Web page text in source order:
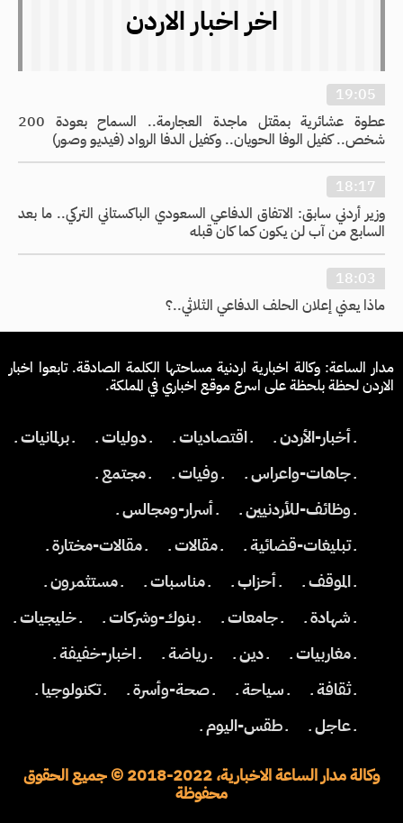
اخر اخبار الاردن
19:05
عطوة عشائرية بمقتل ماجدة العجارمة.. السماح بعودة 200
شخص.. كفيل الوفا الحويان.. وكفيل الدفا الرواد (فيديو وصور)
18:17
وزير أردني سابق: الاتفاق الدفاعي السعودي الباكستاني التركي.. ما بعد
السابع من آب لن يكون كما كان قبله
18:03
ماذا يعني إعلان الحلف الدفاعي الثلاثي..؟
مدار الساعة: وكالة اخبارية اردنية مساحتها الكلمة الصادقة. تابعوا اخبار
الاردن لحظة بلحظة على اسرع موقع اخباري في المملكة.
ـ أخبار-الأردن ـ ـ اقتصاديات ـ ـ دوليات ـ
ـ برلمانيات ـ
ـ جاهات-واعراس ـ
ـ وفيات ـ
ـ مجتمع ـ
ـ وظائف-للأردنيين ـ
ـ أسرار-ومجالس ـ
ـ تبليغات-قضائية ـ
ـ مقالات ـ
ـ مقالات-مختارة ـ
ـ الموقف ـ
ـ أحزاب ـ ـ مناسبات ـ
ـ مستثمرون ـ
ـ شهادة ـ
ـ جامعات ـ ـ بنوك-وشركات ـ
ـ خليجيات ـ
ـ مغاربيات ـ
ـ دين ـ ـ رياضة ـ
ـ اخبار-خفيفة ـ
ـ ثقافة ـ
ـ سياحة ـ ـ صحة-وأسرة ـ
ـ تكنولوجيا ـ
ـ عاجل ـ
ـ طقس-اليوم ـ
وكالة مدار الساعة الاخبارية، 2022-2018 © جميع الحقوق
محفوظة